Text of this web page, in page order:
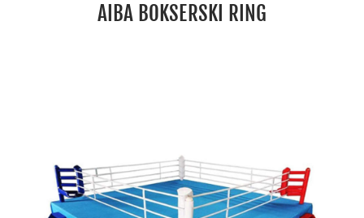
AIBA BOKSERSKI RING